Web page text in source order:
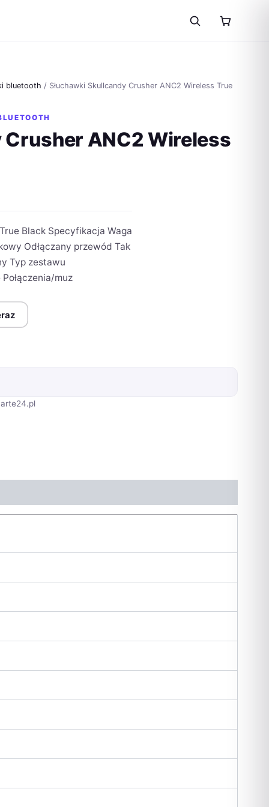
bluetooth / Słuchawki Skullcandy Crusher ANC2 Wireless True
ANC2 Wireless
Black Specyfikacja Waga
Odłączany przewód Tak
Typ zestawu
muz